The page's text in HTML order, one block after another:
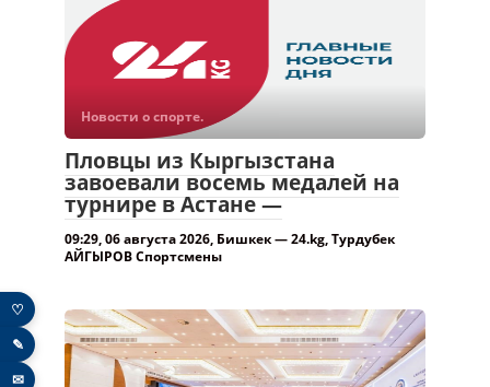
Пловцы из Кыргызстана
завоевали восемь медалей на
турнире в Астане —
09:29, 06 августа 2026, Бишкек — 24.kg, Турдубек
АЙГЫРОВ Спортсмены
Кто возглавит мировые
шахматы? В Самарканде
выберут президента FIDE —
♡
✎
✉